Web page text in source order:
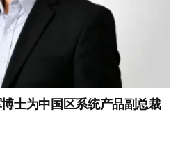
士为中国区系统产品副总裁